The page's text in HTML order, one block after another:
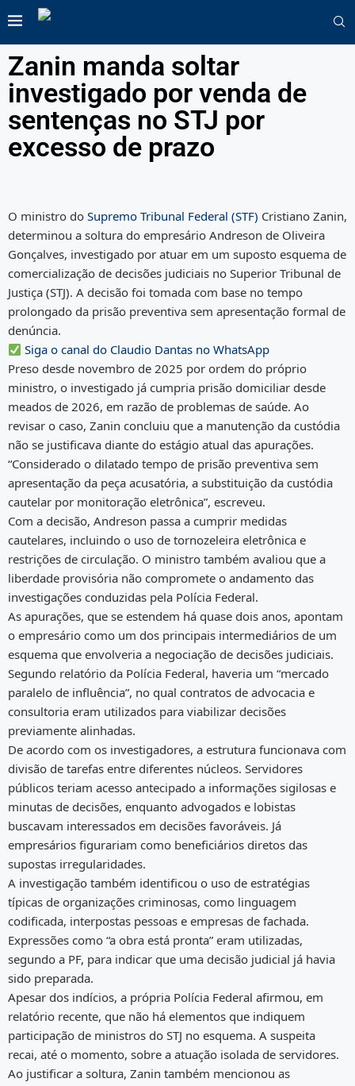
Zanin manda soltar
investigado por venda de
sentenças no STJ por
excesso de prazo
O ministro do Supremo Tribunal Federal (STF) Cristiano Zanin,
determinou a soltura do empresário Andreson de Oliveira
Gonçalves, investigado por atuar em um suposto esquema de
comercialização de decisões judiciais no Superior Tribunal de
Justiça (STJ). A decisão foi tomada com base no tempo
prolongado da prisão preventiva sem apresentação formal de
denúncia.
Siga o canal do Claudio Dantas no WhatsApp
Preso desde novembro de 2025 por ordem do próprio
ministro, o investigado já cumpria prisão domiciliar desde
meados de 2026, em razão de problemas de saúde. Ao
revisar o caso, Zanin concluiu que a manutenção da custódia
não se justificava diante do estágio atual das apurações.
“Considerado o dilatado tempo de prisão preventiva sem
apresentação da peça acusatória, a substituição da custódia
cautelar por monitoração eletrônica”, escreveu.
Com a decisão, Andreson passa a cumprir medidas
cautelares, incluindo o uso de tornozeleira eletrônica e
restrições de circulação. O ministro também avaliou que a
liberdade provisória não compromete o andamento das
investigações conduzidas pela Polícia Federal.
As apurações, que se estendem há quase dois anos, apontam
o empresário como um dos principais intermediários de um
esquema que envolveria a negociação de decisões judiciais.
Segundo relatório da Polícia Federal, haveria um “mercado
paralelo de influência”, no qual contratos de advocacia e
consultoria eram utilizados para viabilizar decisões
previamente alinhadas.
De acordo com os investigadores, a estrutura funcionava com
divisão de tarefas entre diferentes núcleos. Servidores
públicos teriam acesso antecipado a informações sigilosas e
minutas de decisões, enquanto advogados e lobistas
buscavam interessados em decisões favoráveis. Já
empresários figurariam como beneficiários diretos das
supostas irregularidades.
A investigação também identificou o uso de estratégias
típicas de organizações criminosas, como linguagem
codificada, interpostas pessoas e empresas de fachada.
Expressões como “a obra está pronta” eram utilizadas,
segundo a PF, para indicar que uma decisão judicial já havia
sido preparada.
Apesar dos indícios, a própria Polícia Federal afirmou, em
relatório recente, que não há elementos que indiquem
participação de ministros do STJ no esquema. A suspeita
recai, até o momento, sobre a atuação isolada de servidores.
Ao justificar a soltura, Zanin também mencionou as